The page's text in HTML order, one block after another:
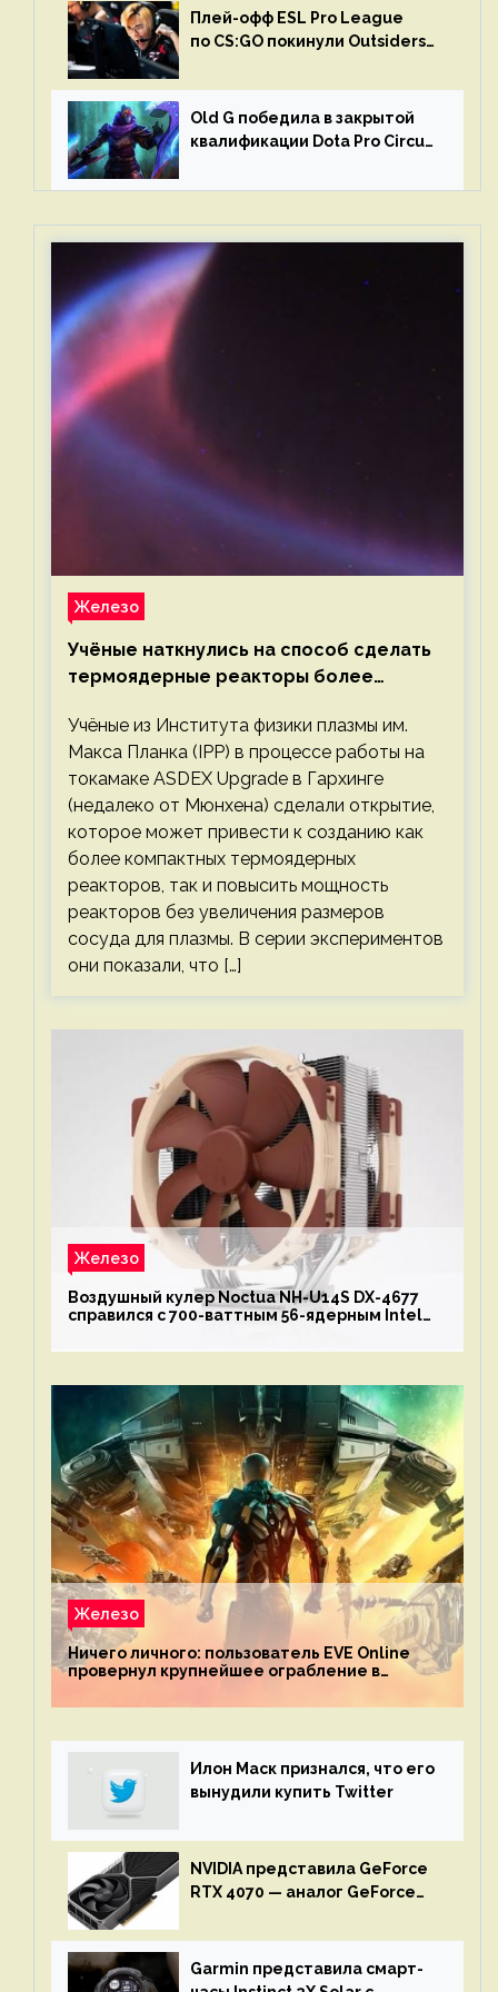
Плей-офф ESL Pro League
по CS:GO покинули Outsiders
Old G победила в закрытой
квалификации Dota Pro Circuit
Железо
Учёные наткнулись на способ сделать
термоядерные реакторы более
Учёные из Института физики плазмы им.
Макса Планка (IPP) в процессе работы на
токамаке ASDEX Upgrade в Гархинге
(недалеко от Мюнхена) сделали открытие,
которое может привести к созданию как
более компактных термоядерных
реакторов, так и повысить мощность
реакторов без увеличения размеров
сосуда для плазмы. В серии экспериментов
они показали, что […]
Железо
Воздушный кулер Noctua NH-U14S DX-4677
справился с 700-ваттным 56-ядерным Intel
Железо
Ничего личного: пользователь EVE Online
провернул крупнейшее ограбление в
механике
Илон Маск признался, что его
вынудили купить Twitter
NVIDIA представила GeForce
RTX 4070 — аналог GeForce
Garmin представила смарт-